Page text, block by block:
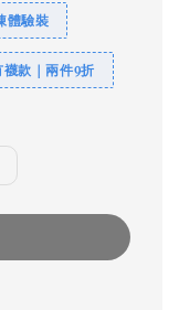
體驗裝
款｜兩件9折